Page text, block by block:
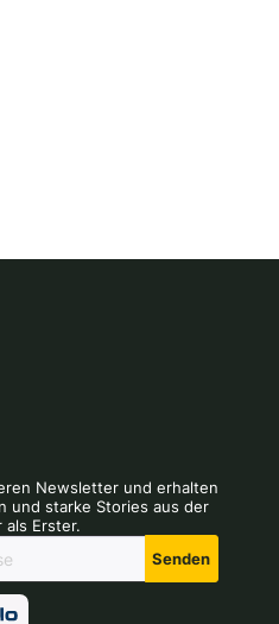
Newsletter und erhalten
und starke Stories aus der
als Erster.
Senden